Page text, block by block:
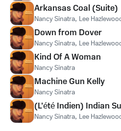
Arkansas Coal (Suite)
Nancy Sinatra, Lee
Down from Dover
Nancy Sinatra, Lee
Kind Of A Woman
Nancy Sinatra
Machine Gun Kelly
Nancy Sinatra
(L'été Indien) Indian
Nancy Sinatra, Lee